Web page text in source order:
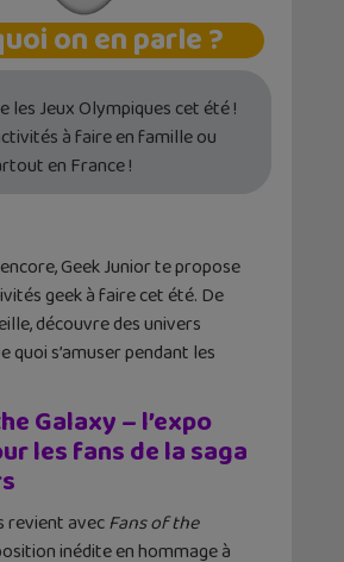
on en parle ?
les Jeux Olympiques cet été !
à faire en famille ou
en France !
Geek Junior te propose
geek à faire cet été. De
découvre des univers
quoi s’amuser pendant les
Galaxy – l’expo
les fans de la saga
revient avecFans of the
inédite en hommage à